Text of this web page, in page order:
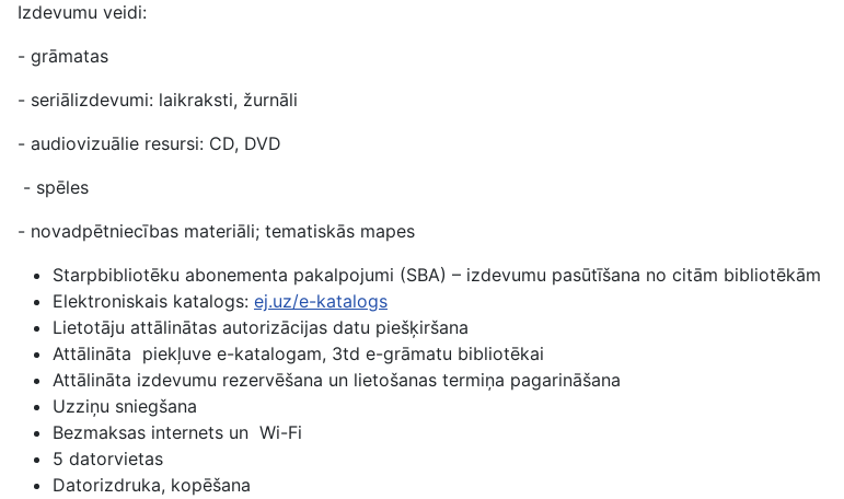
Izdevumu veidi:
- grāmatas
- seriālizdevumi: laikraksti, žurnāli
- audiovizuālie resursi: CD, DVD
- spēles
- novadpētniecības materiāli; tematiskās mapes
Starpbibliotēku abonementa pakalpojumi (SBA) – izdevumu pasūtīšana no citām bibliotēkām
Elektroniskais katalogs: ej.uz/e-katalogs
Lietotāju attālinātas autorizācijas datu piešķiršana
Attālināta piekļuve e-katalogam, 3td e-grāmatu bibliotēkai
Attālināta izdevumu rezervēšana un lietošanas termiņa pagarināšana
Uzziņu sniegšana
Bezmaksas internets un Wi-Fi
5 datorvietas
Datorizdruka, kopēšana